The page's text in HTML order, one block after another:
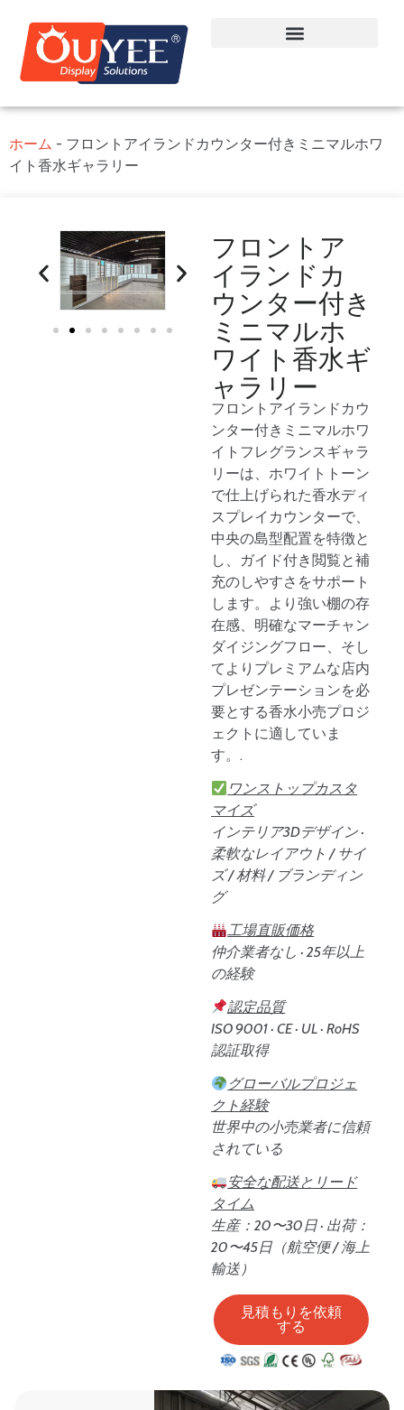
ホーム - フロントアイランドカウンター付きミニマルホワ
イト香水ギャラリー
フロントア
イランドカ
ウンター付き
ミニマルホ
ワイト香水ギ
ャラリー
フロントアイランドカウ
ンター付きミニマルホワ
イトフレグランスギャラ
リーは、ホワイトトーン
で仕上げられた香水ディ
スプレイカウンターで、
中央の島型配置を特徴と
し、ガイド付き閲覧と補
充のしやすさをサポート
します。より強い棚の存
在感、明確なマーチャン
ダイジングフロー、そし
てよりプレミアムな店内
プレゼンテーションを必
要とする香水小売プロジ
ェクトに適していま
す。.
ワンストップカスタ
マイズ
インテリア3Dデザイン ·
柔軟なレイアウト / サイ
ズ / 材料 / ブランディン
グ
工場直販価格
仲介業者なし · 25年以上
の経験
認定品質
ISO 9001 · CE · UL · RoHS
認証取得
グローバルプロジェ
クト経験
世界中の小売業者に信頼
されている
安全な配送とリード
タイム
生産：20〜30日 · 出荷：
20〜45日（航空便 / 海上
輸送）
見積もりを依頼
する